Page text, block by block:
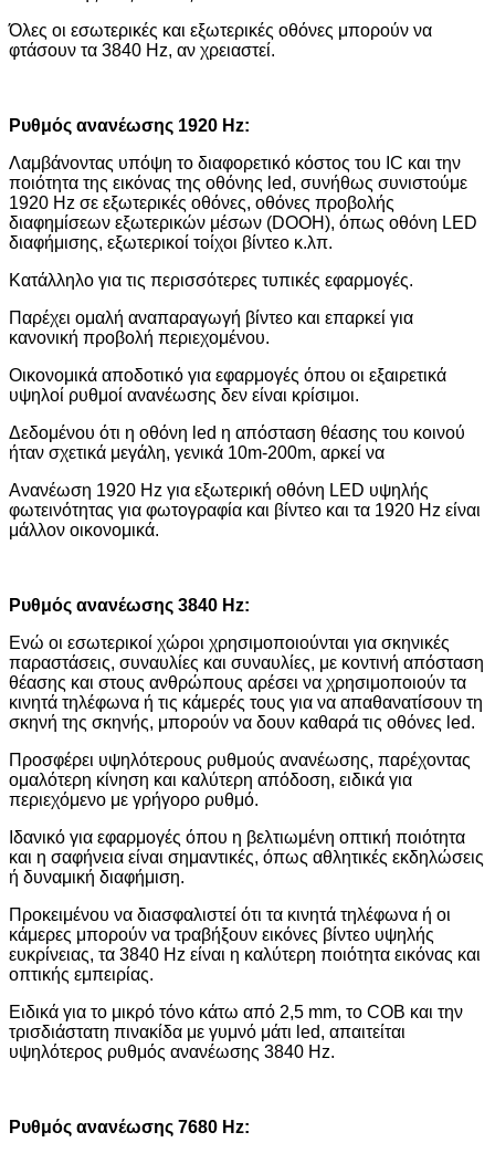
Όλες οι εσωτερικές και εξωτερικές οθόνες μπορούν να
φτάσουν τα 3840 Hz, αν χρειαστεί.
Ρυθμός ανανέωσης 1920 Hz:
Λαμβάνοντας υπόψη το διαφορετικό κόστος του IC και την
ποιότητα της εικόνας της οθόνης led, συνήθως συνιστούμε
1920 Hz σε εξωτερικές οθόνες, οθόνες προβολής
διαφημίσεων εξωτερικών μέσων (DOOH), όπως οθόνη LED
διαφήμισης, εξωτερικοί τοίχοι βίντεο κ.λπ.
Κατάλληλο για τις περισσότερες τυπικές εφαρμογές.
Παρέχει ομαλή αναπαραγωγή βίντεο και επαρκεί για
κανονική προβολή περιεχομένου.
Οικονομικά αποδοτικό για εφαρμογές όπου οι εξαιρετικά
υψηλοί ρυθμοί ανανέωσης δεν είναι κρίσιμοι.
Δεδομένου ότι η οθόνη led η απόσταση θέασης του κοινού
ήταν σχετικά μεγάλη, γενικά 10m-200m, αρκεί να
Ανανέωση 1920 Hz για εξωτερική οθόνη LED υψηλής
φωτεινότητας για φωτογραφία και βίντεο και τα 1920 Hz είναι
μάλλον οικονομικά.
Ρυθμός ανανέωσης 3840 Hz:
Ενώ οι εσωτερικοί χώροι χρησιμοποιούνται για σκηνικές
παραστάσεις, συναυλίες και συναυλίες, με κοντινή απόσταση
θέασης και στους ανθρώπους αρέσει να χρησιμοποιούν τα
κινητά τηλέφωνα ή τις κάμερές τους για να απαθανατίσουν τη
σκηνή της σκηνής, μπορούν να δουν καθαρά τις οθόνες led.
Προσφέρει υψηλότερους ρυθμούς ανανέωσης, παρέχοντας
ομαλότερη κίνηση και καλύτερη απόδοση, ειδικά για
περιεχόμενο με γρήγορο ρυθμό.
Ιδανικό για εφαρμογές όπου η βελτιωμένη οπτική ποιότητα
και η σαφήνεια είναι σημαντικές, όπως αθλητικές εκδηλώσεις
ή δυναμική διαφήμιση.
Προκειμένου να διασφαλιστεί ότι τα κινητά τηλέφωνα ή οι
κάμερες μπορούν να τραβήξουν εικόνες βίντεο υψηλής
ευκρίνειας, τα 3840 Hz είναι η καλύτερη ποιότητα εικόνας και
οπτικής εμπειρίας.
Ειδικά για το μικρό τόνο κάτω από 2,5 mm, το COB και την
τρισδιάστατη πινακίδα με γυμνό μάτι led, απαιτείται
υψηλότερος ρυθμός ανανέωσης 3840 Hz.
Ρυθμός ανανέωσης 7680 Hz: